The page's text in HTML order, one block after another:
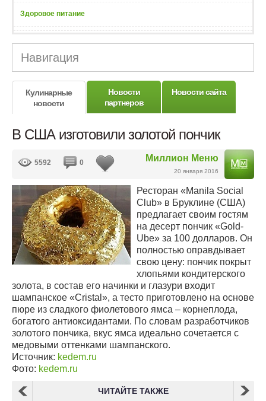
Здоровое питание
Навигация
Кулинарные
новости
Новости
партнеров
Новости сайта
В США изготовили золотой пончик
Миллион Меню
20 января 2016
5592 0
Ресторан «Manila Social
Club» в Бруклине (США)
предлагает своим гостям
на десерт пончик «Gold-
Ube» за 100 долларов. Он
полностью оправдывает
свою цену: пончик покрыт
хлопьями кондитерского
золота, в состав его начинки и глазури входит
шампанское «Cristal», а тесто приготовлено на основе
пюре из сладкого фиолетового ямса – корнеплода,
богатого антиоксидантами. По словам разработчиков
золотого пончика, вкус ямса идеально сочетается с
медовыми оттенками шампанского.
Источник: kedem.ru
Фото: kedem.ru
ЧИТАЙТЕ ТАКЖЕ